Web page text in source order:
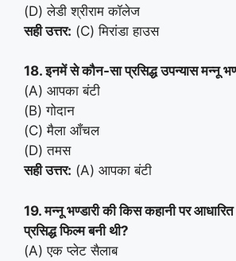
(D) लेडी श्रीराम कॉलेज
सही उत्तर: (C) मिरांडा हाउस
18. इनमें से कौन-सा प्रसिद्ध उपन्यास मन्नू
(A) आपका बंटी
(B) गोदान
(C) मैला आँचल
(D) तमस
सही उत्तर: (A) आपका बंटी
19. मन्नू भण्डारी की किस कहानी पर आधारित
प्रसिद्ध फिल्म बनी थी?
(A) एक प्लेट सैलाब